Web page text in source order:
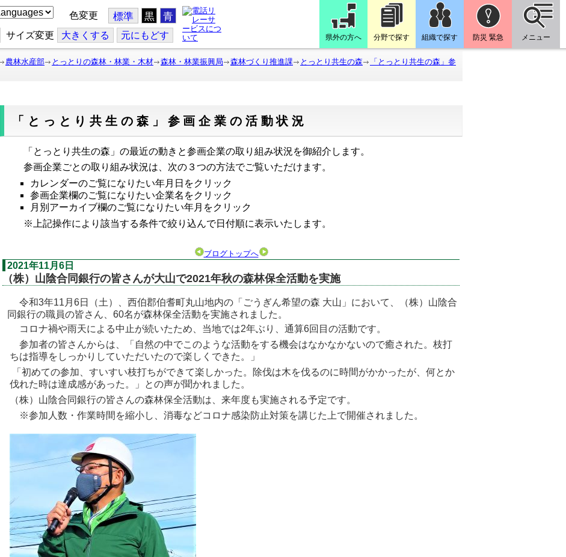
色変更 標準 黒 青
サイズ変更 大きくする 元にもどす 県外の方へ 分野で探す 組織で探す 防災 緊急 メニュー
農林水産部 とっとりの森林・林業・木材 森林・林業振興局 森林づくり推進課 とっとり共生の森
「とっとり共生の森」参
「とっとり共生の森」参画企業の活動状況
「とっとり共生の森」の最近の動きと参画企業の取り組み状況を御紹介します。
参画企業ごとの取り組み状況は、次の３つの方法でご覧いただけます。
カレンダーのご覧になりたい年月日をクリック
参画企業欄のご覧になりたい企業名をクリック
月別アーカイブ欄のご覧になりたい年月をクリック
※上記操作により該当する条件で絞り込んで日付順に表示いたします。
ブログトップへ
2021年11月6日
（株）山陰合同銀行の皆さんが大山で2021年秋の森林保全活動を実施
令和3年11月6日（土）、西伯郡伯耆町丸山地内の「ごうぎん希望の森 大山」において、（株）山陰合
同銀行の職員の皆さん、60名が森林保全活動を実施されました。
コロナ禍や雨天による中止が続いたため、当地では2年ぶり、通算6回目の活動です。
参加者の皆さんからは、「自然の中でこのような活動をする機会はなかなかないので癒された。枝打
ちは指導をしっかりしていただいたので楽しくできた。」
「初めての参加、すいすい枝打ちができて楽しかった。除伐は木を伐るのに時間がかかったが、何とか
伐れた時は達成感があった。」との声が聞かれました。
（株）山陰合同銀行の皆さんの森林保全活動は、来年度も実施される予定です。
※参加人数・作業時間を縮小し、消毒などコロナ感染防止対策を講じた上で開催されました。